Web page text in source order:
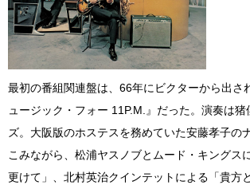
最初の番組関連盤は、66年にビクターから出さ
ュージック・フォー 11P.M.』だった。演奏は
ズ。大阪版のホステスを務めていた安藤孝子の
こみながら、松浦ヤスノブとムード・キングス
更けて」、北村英治クインテットによる「貴方